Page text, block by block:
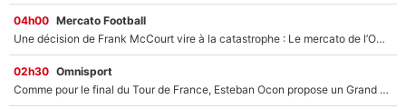
04h00 Mercato Football
Une décision de Frank McCourt vire à la catastrophe : Le mercato de l’OM provoque de nouvelles tensions en pleine crise financière !
02h30 Omnisport
Comme pour le final du Tour de France, Esteban Ocon propose un Grand Prix de Formule 1 à Paris : «Autour de l’Arc de Triomphe, ce serait génial» !